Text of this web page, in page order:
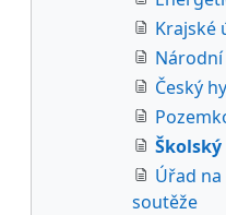
Krajské
Český
Úřad
soutěže